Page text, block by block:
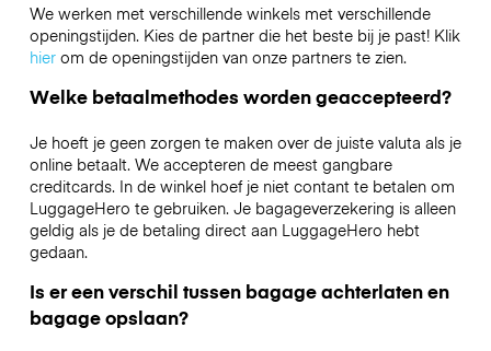
We werken met verschillende winkels met verschillende
openingstijden. Kies de partner die het beste bij je past! Klik
hierom de openingstijden van onze partners te zien.
Welke betaalmethodes worden geaccepteerd?
Je hoeft je geen zorgen te maken over de juiste valuta als je
online betaalt. We accepteren de meest gangbare
creditcards. In de winkel hoef je niet contant te betalen om
LuggageHero te gebruiken. Je bagageverzekering is alleen
geldig als je de betaling direct aan LuggageHero hebt
gedaan.
Is er een verschil tussen bagage achterlaten en
bagage opslaan?